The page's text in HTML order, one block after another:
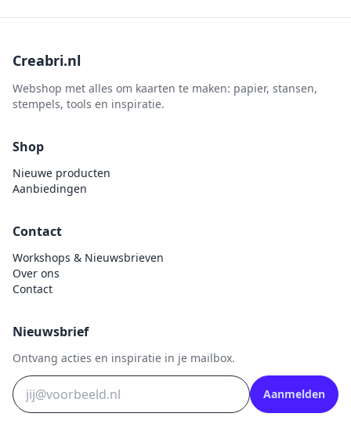
Creabri.nl
Webshop met alles om kaarten te maken: papier, stansen,
stempels, tools en inspiratie.
Shop
Nieuwe producten
Aanbiedingen
Contact
Workshops & Nieuwsbrieven
Over ons
Contact
Nieuwsbrief
Ontvang acties en inspiratie in je mailbox.
Aanmelden